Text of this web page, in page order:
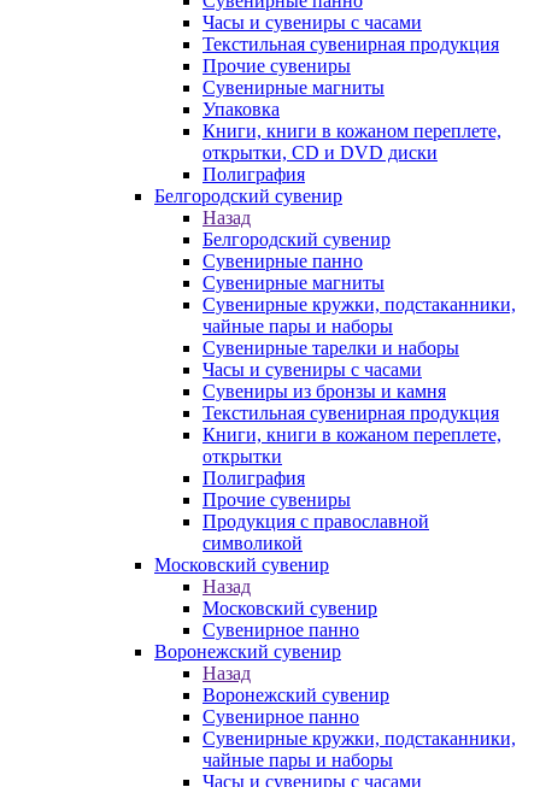
Часы и сувениры с часами
Текстильная сувенирная продукция
Прочие сувениры
Сувенирные магниты
Упаковка
Книги, книги в кожаном переплете,
открытки, CD и DVD диски
Полиграфия
Белгородский сувенир
Назад
Белгородский сувенир
Сувенирные панно
Сувенирные магниты
Сувенирные кружки, подстаканники,
чайные пары и наборы
Сувенирные тарелки и наборы
Часы и сувениры с часами
Сувениры из бронзы и камня
Текстильная сувенирная продукция
Книги, книги в кожаном переплете,
открытки
Полиграфия
Прочие сувениры
Продукция с православной
символикой
Московский сувенир
Назад
Московский сувенир
Сувенирное панно
Воронежский сувенир
Назад
Воронежский сувенир
Сувенирное панно
Сувенирные кружки, подстаканники,
чайные пары и наборы
Часы и сувениры с часами